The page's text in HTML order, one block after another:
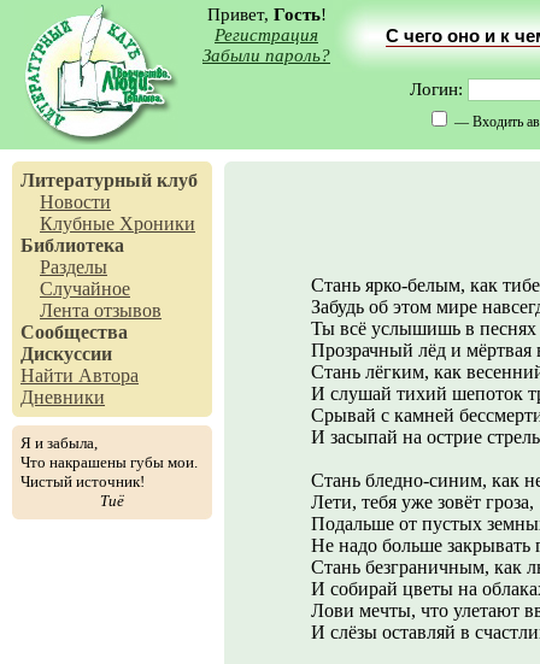
Привет, Гость!
Регистрация
Забыли пароль?
С чего оно и к
Логин:
— Входить
Литературный клуб
Новости
Клубные Хроники
Библиотека
Разделы
Случайное
Лента отзывов
Сообщества
Дискуссии
Найти Автора
Дневники
Я и забыла,
Что накрашены губы мои.
Чистый источник!
Тиё
Стань ярко-белым, как
Забудь об этом мире
Ты всё услышишь в песнях
Прозрачный лёд и мёртвая
Стань лёгким, как
И слушай тихий шепоток
Срывай с камней
И засыпай на острие
Стань бледно-синим, как
Лети, тебя уже зовёт гроза,
Подальше от пустых
Не надо больше закрывать
Стань безграничным, как
И собирай цветы на
Лови мечты, что улетают
И слёзы оставляй в